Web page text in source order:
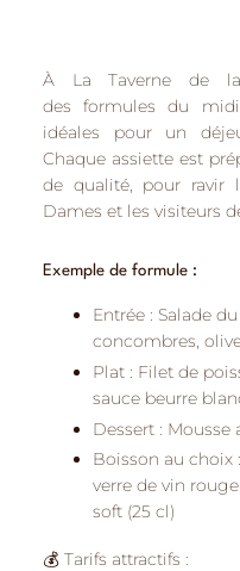
À La Taverne de
desformules du
idéales pour un
Chaque assiette est
de qualité, pour ravir
Dames et les visiteurs
Exemple de formule :
Entrée : Salade
concombres,
Plat : Filet de
sauce beurre
Dessert : Mousse
Boisson au choix :
verre de vin
soft (25 cl)
💰 Tarifs attractifs :